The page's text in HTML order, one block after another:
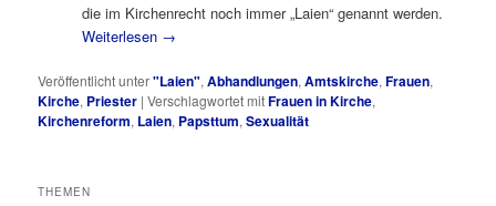
die im Kirchenrecht noch immer „Laien“ genannt werden.
Weiterlesen →
Veröffentlicht unter"Laien",Abhandlungen,Amtskirche,Frauen,
Kirche, Priester |Verschlagwortet mitFrauen in Kirche,
Kirchenreform, Laien, Papsttum,Sexualität
THEMEN